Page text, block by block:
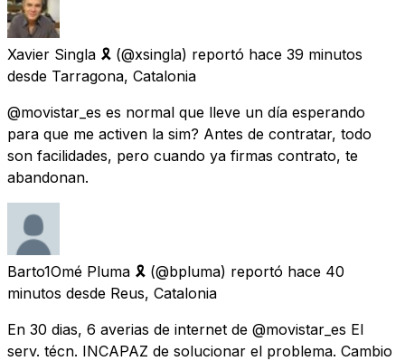
Xavier Singla 🎗 (@xsingla) reportó hace 39 minutos
desde Tarragona, Catalonia
@movistar_es es normal que lleve un día esperando
para que me activen la sim? Antes de contratar, todo
son facilidades, pero cuando ya firmas contrato, te
abandonan.
Barto1Omé Pluma 🎗 (@bpluma) reportó hace 40
minutos desde Reus, Catalonia
En 30 dias, 6 averias de internet de @movistar_es El
serv. técn. INCAPAZ de solucionar el problema. Cambio